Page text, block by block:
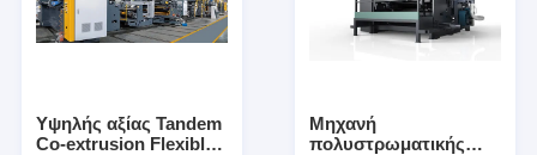
Υψηλής αξίας Tandem
Co-extrusion Flexible
Μηχανή
πολυστρωματικής